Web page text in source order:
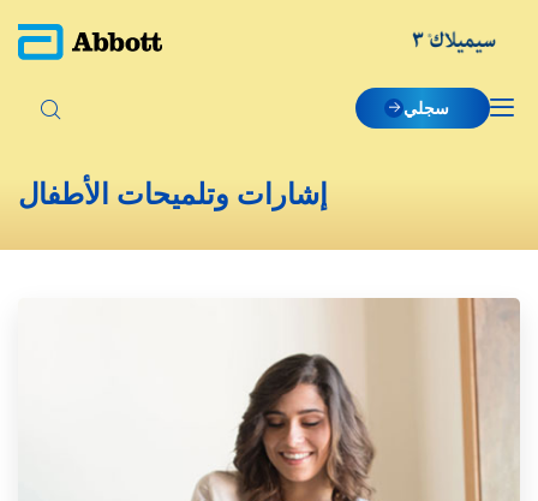
سجلي
إشارات وتلميحات الأطفال